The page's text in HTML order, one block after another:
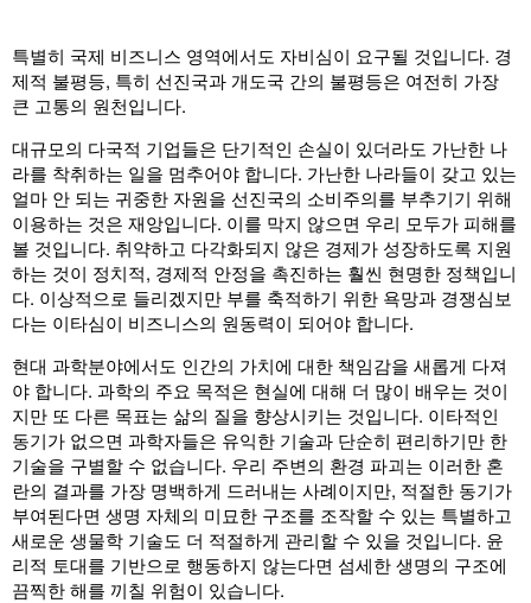
특별히 국제 비즈니스 영역에서도 자비심이 요구될 것입니다. 경
제적 불평등, 특히 선진국과 개도국 간의 불평등은 여전히 가장
큰 고통의 원천입니다.
대규모의 다국적 기업들은 단기적인 손실이 있더라도 가난한 나
라를 착취하는 일을 멈추어야 합니다. 가난한 나라들이 갖고 있는
얼마 안 되는 귀중한 자원을 선진국의 소비주의를 부추기기 위해
이용하는 것은 재앙입니다. 이를 막지 않으면 우리 모두가 피해를
볼 것입니다. 취약하고 다각화되지 않은 경제가 성장하도록 지원
하는 것이 정치적, 경제적 안정을 촉진하는 훨씬 현명한 정책입니
다. 이상적으로 들리겠지만 부를 축적하기 위한 욕망과 경쟁심보
다는 이타심이 비즈니스의 원동력이 되어야 합니다.
현대 과학분야에서도 인간의 가치에 대한 책임감을 새롭게 다져
야 합니다. 과학의 주요 목적은 현실에 대해 더 많이 배우는 것이
지만 또 다른 목표는 삶의 질을 향상시키는 것입니다. 이타적인
동기가 없으면 과학자들은 유익한 기술과 단순히 편리하기만 한
기술을 구별할 수 없습니다. 우리 주변의 환경 파괴는 이러한 혼
란의 결과를 가장 명백하게 드러내는 사례이지만, 적절한 동기가
부여된다면 생명 자체의 미묘한 구조를 조작할 수 있는 특별하고
새로운 생물학 기술도 더 적절하게 관리할 수 있을 것입니다. 윤
리적 토대를 기반으로 행동하지 않는다면 섬세한 생명의 구조에
끔찍한 해를 끼칠 위험이 있습니다.